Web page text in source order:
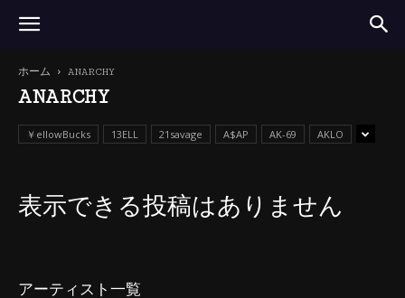
ホーム ANARCHY
ANARCHY
￥ellowBucks 13ELL 21savage A$AP AK-69 AKLO
表示できる投稿はありません
アーティスト一覧